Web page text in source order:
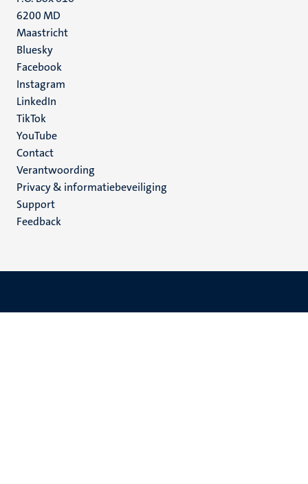
6200 MD
Maastricht
Social
media
Bluesky
Facebook
Instagram
LinkedIn
TikTok
YouTube
Menu
footer
(NL)
Contact
Verantwoording
Privacy & informatiebeveiliging
Support
Feedback